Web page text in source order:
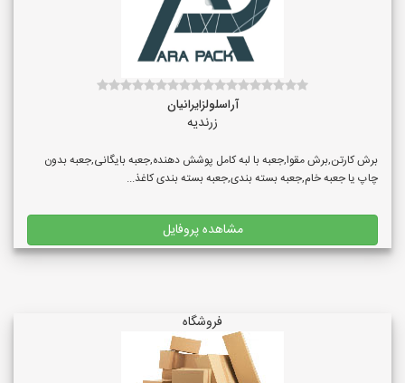
آراسلولزایرانیان
زرندیه
برش کارتن,برش مقوا,جعبه با لبه کامل پوشش دهنده,جعبه بایگانی,جعبه بدون
چاپ یا جعبه خام,جعبه بسته بندی,جعبه بسته بندی کاغذ...
مشاهده پروفایل
فروشگاه